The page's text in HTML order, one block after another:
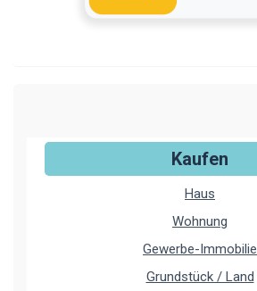
Kaufen
Haus
Wohnung
Gewerbe-Immobilie
Grundstück / Land